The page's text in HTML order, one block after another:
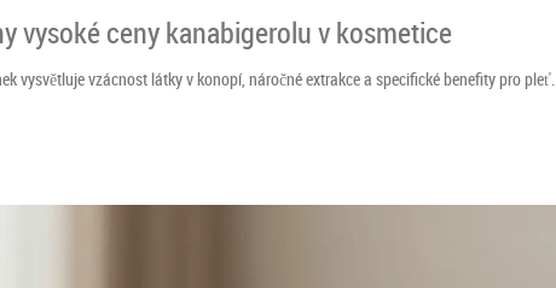
vysoké ceny kanabigerolu v kosmetice
vysvětluje vzácnost látky v konopí, náročné extrakce a specifické benefity pro pleť.